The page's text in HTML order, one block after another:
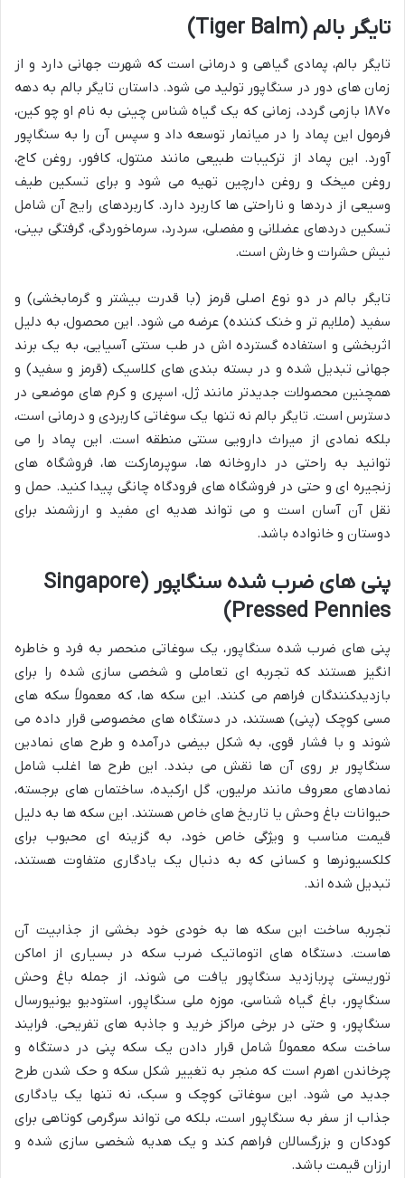
تایگر بالم (Tiger Balm)
تایگر بالم، پمادی گیاهی و درمانی است که شهرت جهانی دارد و از
زمان های دور در سنگاپور تولید می شود. داستان تایگر بالم به دهه
۱۸۷۰ بازمی گردد، زمانی که یک گیاه شناس چینی به نام او چو کین،
فرمول این پماد را در میانمار توسعه داد و سپس آن را به سنگاپور
آورد. این پماد از ترکیبات طبیعی مانند منتول، کافور، روغن کاج،
روغن میخک و روغن دارچین تهیه می شود و برای تسکین طیف
وسیعی از دردها و ناراحتی ها کاربرد دارد. کاربردهای رایج آن شامل
تسکین دردهای عضلانی و مفصلی، سردرد، سرماخوردگی، گرفتگی بینی،
نیش حشرات و خارش است.
تایگر بالم در دو نوع اصلی قرمز (با قدرت بیشتر و گرمابخشی) و
سفید (ملایم تر و خنک کننده) عرضه می شود. این محصول، به دلیل
اثربخشی و استفاده گسترده اش در طب سنتی آسیایی، به یک برند
جهانی تبدیل شده و در بسته بندی های کلاسیک (قرمز و سفید) و
همچنین محصولات جدیدتر مانند ژل، اسپری و کرم های موضعی در
دسترس است. تایگر بالم نه تنها یک سوغاتی کاربردی و درمانی است،
بلکه نمادی از میراث دارویی سنتی منطقه است. این پماد را می
توانید به راحتی در داروخانه ها، سوپرمارکت ها، فروشگاه های
زنجیره ای و حتی در فروشگاه های فرودگاه چانگی پیدا کنید. حمل و
نقل آن آسان است و می تواند هدیه ای مفید و ارزشمند برای
دوستان و خانواده باشد.
پنی های ضرب شده سنگاپور (Singapore
Pressed Pennies)
پنی های ضرب شده سنگاپور، یک سوغاتی منحصر به فرد و خاطره
انگیز هستند که تجربه ای تعاملی و شخصی سازی شده را برای
بازدیدکنندگان فراهم می کنند. این سکه ها، که معمولاً سکه های
مسی کوچک (پنی) هستند، در دستگاه های مخصوصی قرار داده می
شوند و با فشار قوی، به شکل بیضی درآمده و طرح های نمادین
سنگاپور بر روی آن ها نقش می بندد. این طرح ها اغلب شامل
نمادهای معروف مانند مرلیون، گل ارکیده، ساختمان های برجسته،
حیوانات باغ وحش یا تاریخ های خاص هستند. این سکه ها به دلیل
قیمت مناسب و ویژگی خاص خود، به گزینه ای محبوب برای
کلکسیونرها و کسانی که به دنبال یک یادگاری متفاوت هستند،
تبدیل شده اند.
تجربه ساخت این سکه ها به خودی خود بخشی از جذابیت آن
هاست. دستگاه های اتوماتیک ضرب سکه در بسیاری از اماکن
توریستی پربازدید سنگاپور یافت می شوند، از جمله باغ وحش
سنگاپور، باغ گیاه شناسی، موزه ملی سنگاپور، استودیو یونیورسال
سنگاپور، و حتی در برخی مراکز خرید و جاذبه های تفریحی. فرایند
ساخت سکه معمولاً شامل قرار دادن یک سکه پنی در دستگاه و
چرخاندن اهرم است که منجر به تغییر شکل سکه و حک شدن طرح
جدید می شود. این سوغاتی کوچک و سبک، نه تنها یک یادگاری
جذاب از سفر به سنگاپور است، بلکه می تواند سرگرمی کوتاهی برای
کودکان و بزرگسالان فراهم کند و یک هدیه شخصی سازی شده و
ارزان قیمت باشد.